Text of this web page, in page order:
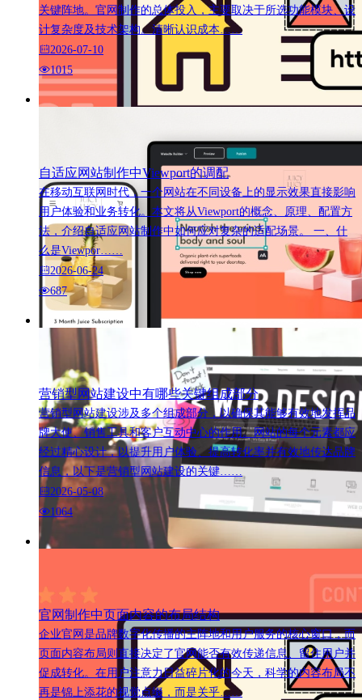
关键阵地。官网制作的总体投入，主要取决于所选功能模块、设
计复杂度及技术架构。清晰认识成本……
2026-07-10
1015
自适应网站制作中Viewport的调配
在移动互联网时代，一个网站在不同设备上的显示效果直接影响
用户体验和业务转化。本文将从Viewport的概念、原理、配置方
法，介绍自适应网站制作中如何应对复杂的适配场景。 一、什
么是Viewpor……
2026-06-24
687
营销型网站建设中有哪些关键组成部分
营销型网站建设涉及多个组成部分，以确保其能够有效地发挥品
牌大使、销售工具和客户互动中心的作用。网站的每个元素都应
经过精心设计，以提升用户体验、提高转化率并有效地传达品牌
信息，以下是营销型网站建设的关键……
2026-05-08
1064
官网制作中页面内容的布局结构
企业官网是品牌数字化传播的主阵地和用户服务的核心窗口，而
页面内容布局则直接决定了官网能否有效传递信息、留住用户并
促成转化。在用户注意力日益碎片化的今天，科学的内容布局不
再是锦上添花的视觉点缀，而是关乎……